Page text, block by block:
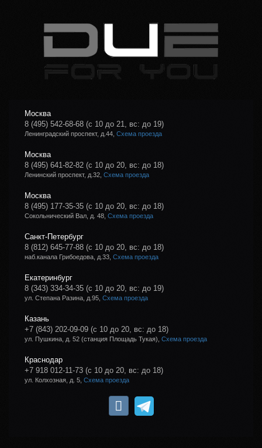
Москва
8 (495) 542-68-68 (с 10 до 21, вс: до 19)
Ленинградский проспект, д.44, Схема проезда
Москва
8 (495) 641-82-82 (с 10 до 20, вс: до 18)
Ленинский проспект, д.32, Схема проезда
Москва
8 (495) 177-35-35 (с 10 до 20, вс: до 18)
Сокольнический Вал, д. 48, Схема проезда
Санкт-Петербург
8 (812) 645-77-88 (с 10 до 20, вс: до 18)
наб.канала Грибоедова, д.33, Схема проезда
Екатеринбург
8 (343) 334-34-35 (с 10 до 20, вс: до 19)
ул. Степана Разина, д.95, Схема проезда
Казань
+7 (843) 202-09-09 (с 10 до 20, вс: до 18)
ул. Пушкина, д. 52 (станция Площадь Тукая), Схема проезда
Краснодар
+7 918 012-11-73 (с 10 до 20, вс: до 18)
ул. Колхозная, д. 5, Схема проезда